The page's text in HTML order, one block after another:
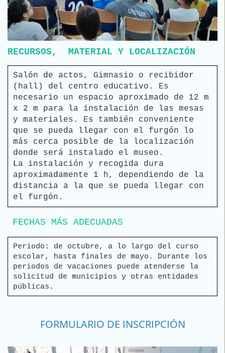
RECURSOS, MATERIAL Y LOCALIZACIÓN
Salón de actos, Gimnasio o recibidor
(hall) del centro educativo. Es
necesario un espacio aproximado de 12 m
x 2 m para la instalación de las mesas
y materiales. Es también conveniente
que se pueda llegar con el furgón lo
más cerca posible de la localización
donde será instalado el museo.
La instalación y recogida dura
aproximadamente 1 h, dependiendo de la
distancia a la que se pueda llegar con
el furgón.
FECHAS MÁS ADECUADAS
Periodo: de octubre, a lo largo del curso
escolar, hasta finales de mayo. Durante los
periodos de vacaciones puede atenderse la
solicitud de municipios y otras entidades
públicas.
FORMULARIO DE INSCRIPCIÓN